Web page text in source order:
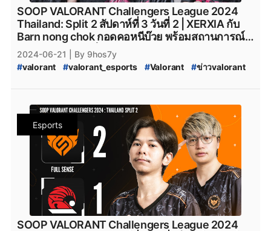
#VALORANT_XOXO_01 #riotgames #ESL #afreecatv
#afreecatv_valorant # Afreeca #FPSThailand #fps
#fpsthailand #soop #SOOP
SOOP VALORANT Challengers League 2024
Thailand: Split 2 สัปดาห์ที่ 3 วันที่ 2 | XERXIA กับ
Barn nong chok กอดคอหนีบ๊วย พร้อมสถานการณ์ที่
ไม่สู้ดีของทีมตัวเต็งอย่าง Team NKT
2024-06-21
| By 9hos7y
#valorant #valorant_esports #Valorant #ข่าวvalorant
VALORANT_Challengers_2024_Split_2 #ทีมvalorant
#เกมriotgames #MiTH #
mith
mith_valorant mith.valorant #FullSense
fullsense_valorant #fullsense #full_sense
valorant_full_sense
attackallaroud
AttackAllAround
Attack_All_Around
Attack-All-Around # AAA.Valorant #AAA
aaa_valorant teamnkt_valorant #Team-NKT
team_nkt_valorant #XOXO_01 #XOXO_01_VALORANT
#VALORANT_XOXO_01 #riotgames #ESL #afreecatv
Esports
SOOP VALORANT Challengers League 2024